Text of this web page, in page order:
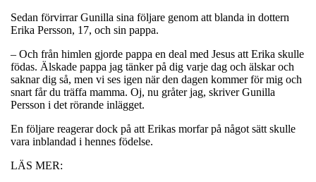
Sedan förvirrar Gunilla sina följare genom att blanda in dottern
Erika Persson, 17, och sin pappa.
– Och från himlen gjorde pappa en deal med Jesus att Erika skulle
födas. Älskade pappa jag tänker på dig varje dag och älskar och
saknar dig så, men vi ses igen när den dagen kommer för mig och
snart får du träffa mamma. Oj, nu gråter jag, skriver Gunilla
Persson i det rörande inlägget.
En följare reagerar dock på att Erikas morfar på något sätt skulle
vara inblandad i hennes födelse.
LÄS MER: